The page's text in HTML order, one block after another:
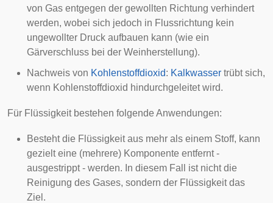
von Gas entgegen der gewollten Richtung verhindert
werden, wobei sich jedoch in Flussrichtung kein
ungewollter Druck aufbauen kann (wie ein
Gärverschluss bei der Weinherstellung).
Nachweis von Kohlenstoffdioxid: Kalkwasser trübt sich,
wenn Kohlenstoffdioxid hindurchgeleitet wird.
Für Flüssigkeit bestehen folgende Anwendungen:
Besteht die Flüssigkeit aus mehr als einem Stoff, kann
gezielt eine (mehrere) Komponente entfernt -
ausgestrippt - werden. In diesem Fall ist nicht die
Reinigung des Gases, sondern der Flüssigkeit das
Ziel.